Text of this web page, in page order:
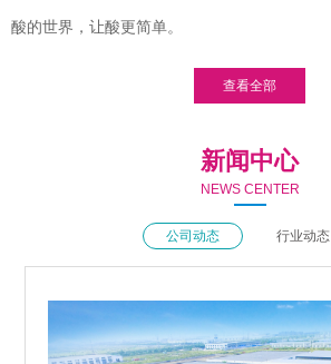
酸的世界，让酸更简单。
查看全部
新闻中心
NEWS CENTER
公司动态 行业动态